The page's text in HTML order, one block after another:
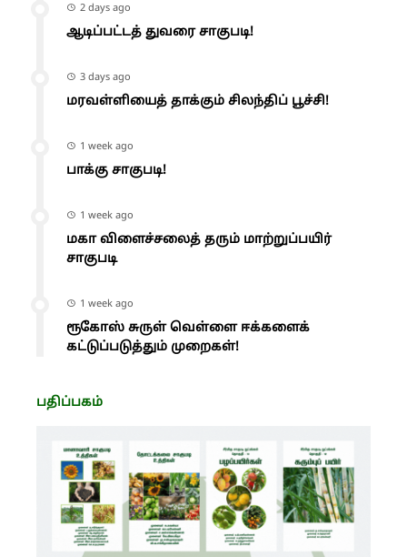
2 days ago
ஆடிப்பட்டத் துவரை சாகுபடி!
3 days ago
மரவள்ளியைத் தாக்கும் சிலந்திப் பூச்சி!
1 week ago
பாக்கு சாகுபடி!
1 week ago
மகா விளைச்சலைத் தரும் மாற்றுப்பயிர்
சாகுபடி
1 week ago
ரூகோஸ் சுருள் வெள்ளை ஈக்களைக்
கட்டுப்படுத்தும் முறைகள்!
பதிப்பகம்